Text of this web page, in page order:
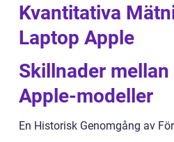
Kvantitativa
Laptop Apple
Skillnader
Apple-modeller
En Historisk Genomgång av